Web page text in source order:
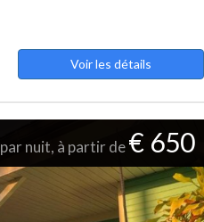
Voir les détails
par nuit, à partir de€ 650